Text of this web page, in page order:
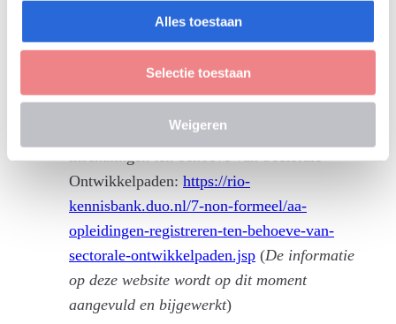
Alles toestaan
Selectie toestaan
Weigeren
Kennisbank RIO:https://rio-
kennisbank.duo.nl/index.jsp
Opleidingen registreren met NLQF-
inschalingen ten behoeve van Sectorale
Ontwikkelpaden: https://rio-
kennisbank.duo.nl/7-non-formeel/aa-
opleidingen-registreren-ten-behoeve-van-
sectorale-ontwikkelpaden.jsp (De informatie
op deze website wordt op dit moment
aangevuld en bijgewerkt)